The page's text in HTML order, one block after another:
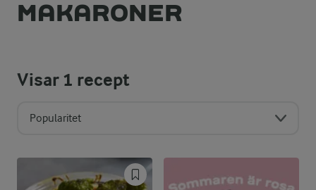
MAKARONER
Visar1 recept
Popularitet